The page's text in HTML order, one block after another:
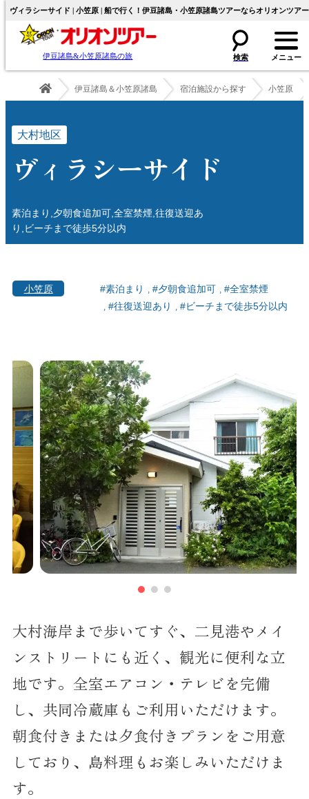
ヴィラシーサイド | 小笠原 | 船で行く！伊豆諸島・小笠原諸島ツアーならオリオンツアー
伊豆諸島&小笠原諸島の旅
伊豆諸島＆小笠原諸島 宿泊施設から探す 小笠原
大村地区
ヴィラシーサイド
素泊まり,夕朝食追加可,全室禁煙,往復送迎あ
り,ビーチまで徒歩5分以内
小笠原 #素泊まり #夕朝食追加可
#全室禁煙
#往復送迎あり
#ビーチまで徒歩5分以内
大村海岸まで歩いてすぐ、二見港やメイ
ンストリートにも近く、観光に便利な立
地です。全室エアコン・テレビを完備
し、共同冷蔵庫もご利用いただけます。
朝食付きまたは夕食付きプランをご用意
しており、島料理もお楽しみいただけま
す。